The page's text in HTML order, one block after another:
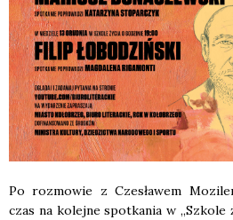
Po roz­mo­wie z Cze­sła­wem
czas na kolej­ne spo­tka­nia w „Szko­le